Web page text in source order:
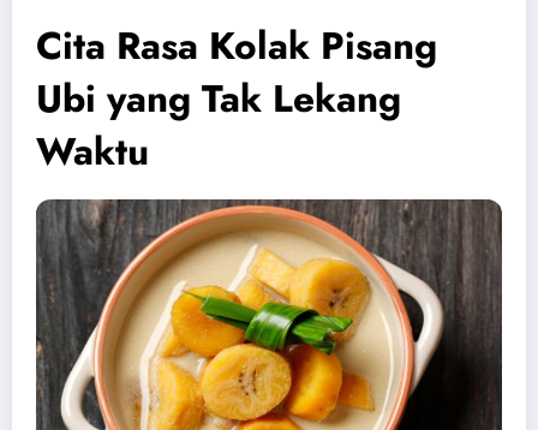
Cita Rasa Kolak Pisang
Ubi yang Tak Lekang
Waktu